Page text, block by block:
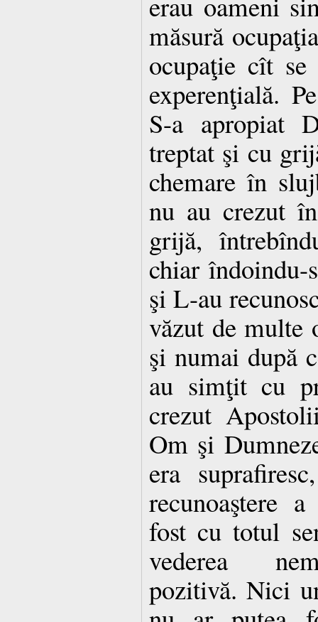
măsură
ocupaţie cît
experenţială.
S-a apropiat
treptat şi cu
chemare în
nu au crezut
grijă,
chiar
şi L-au
văzut de
şi numai după
au simţit cu
crezut
Om şi
era
recunoaştere
fost cu totul
vederea
pozitivă. Nici